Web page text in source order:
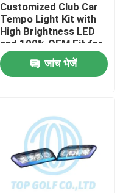
Customized Club Car
Tempo Light Kit with
High Brightness LED
and 100% OEM Fit for
Golf Cart
जांच भेजें